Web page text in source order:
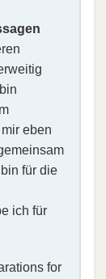
eben
für die
ich für
for